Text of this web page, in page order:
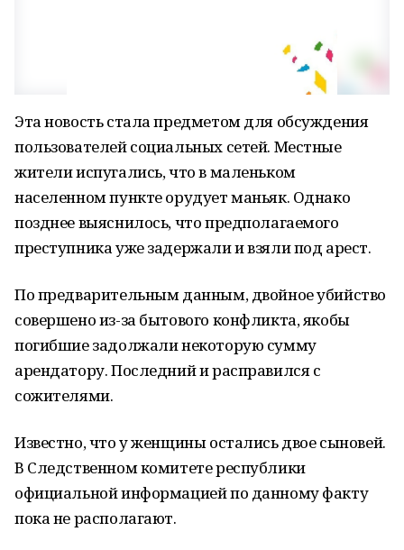
Эта новость стала предметом для обсуждения
пользователей социальных сетей. Местные
жители испугались, что в маленьком
населенном пункте орудует маньяк. Однако
позднее выяснилось, что предполагаемого
преступника уже задержали и взяли под арест.
По предварительным данным, двойное убийство
совершено из-за бытового конфликта, якобы
погибшие задолжали некоторую сумму
арендатору. Последний и расправился с
сожителями.
Известно, что у женщины остались двое сыновей.
В Следственном комитете республики
официальной информацией по данному факту
пока не располагают.